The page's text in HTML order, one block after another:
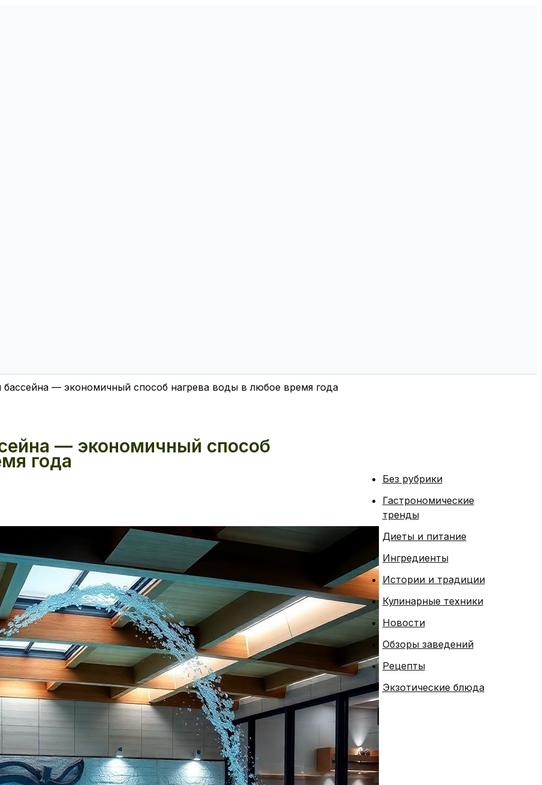
бассейна — экономичный способ нагрева воды в любое время года
— экономичный способ
года
Без рубрики
Гастрономические
тренды
Диеты и питание
Ингредиенты
Истории и традиции
Кулинарные техники
Новости
Обзоры заведений
Рецепты
Экзотические блюда